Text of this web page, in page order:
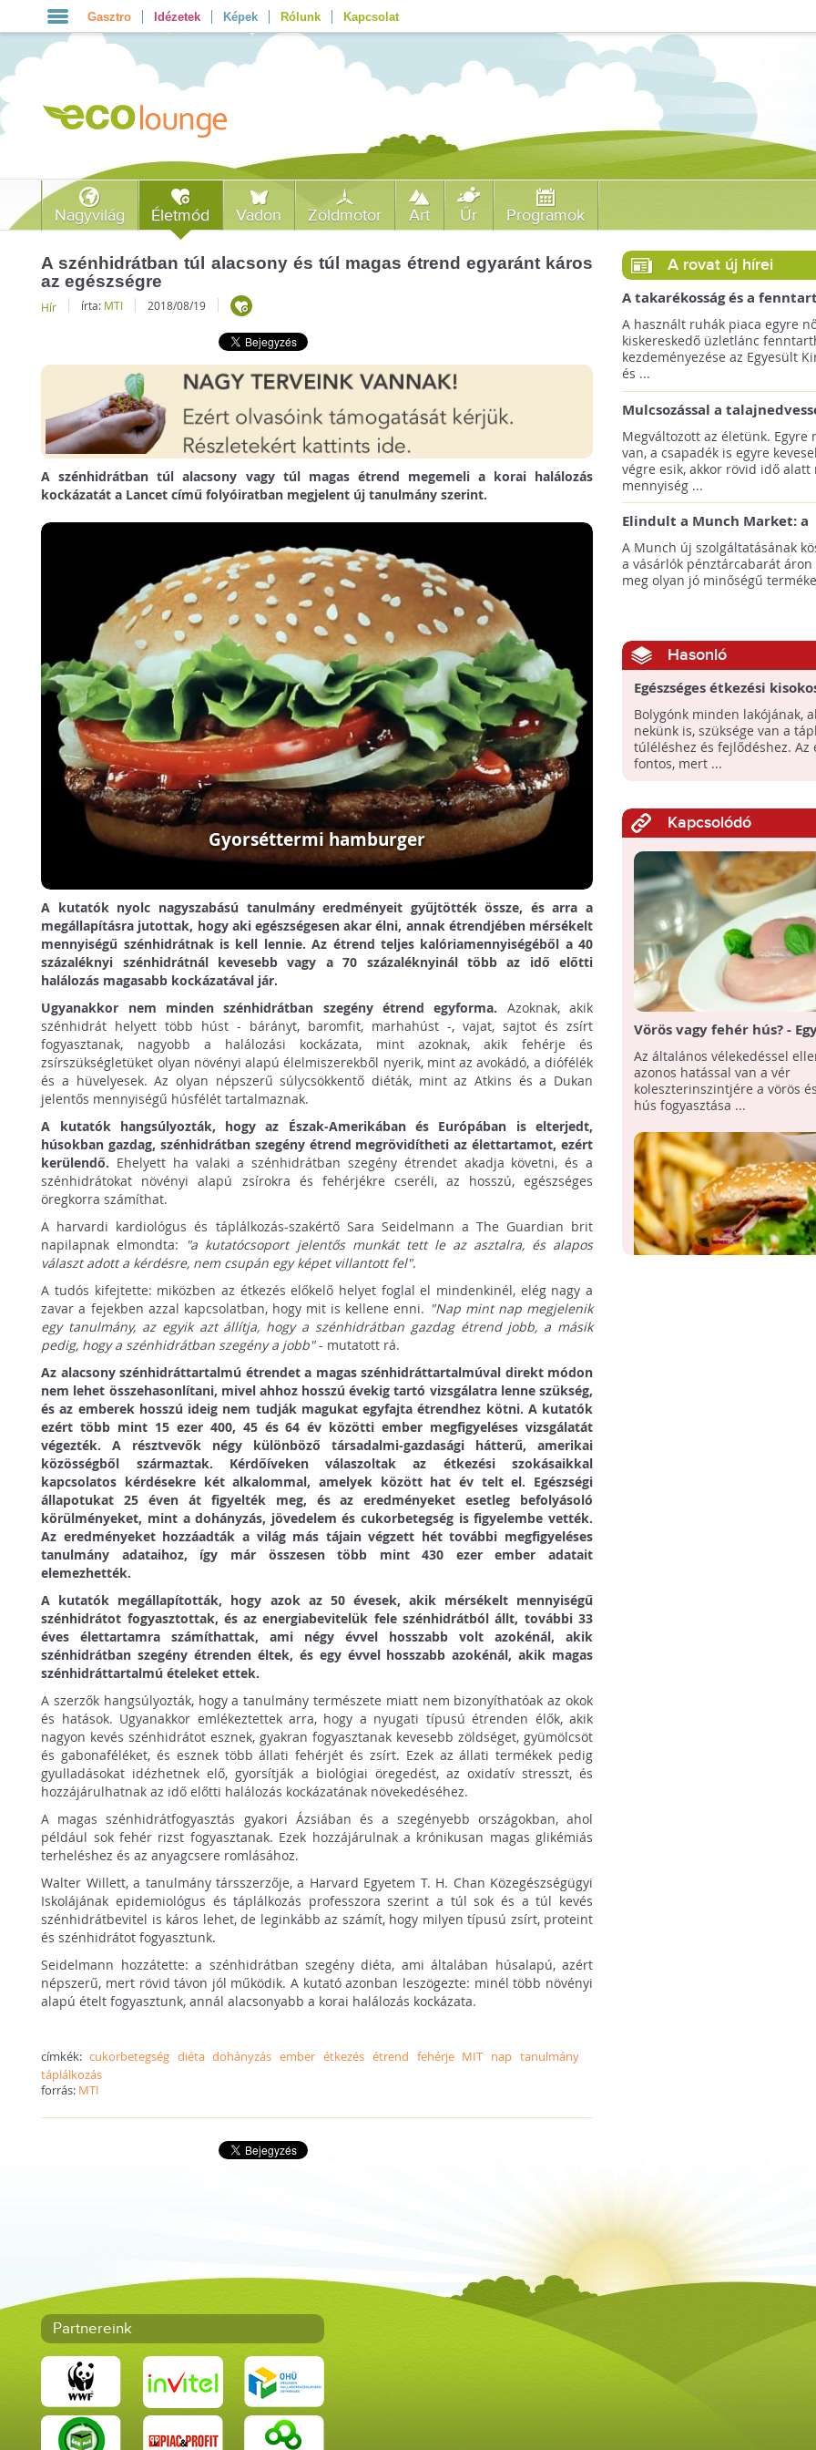
Gasztro Idézetek Képek Rólunk Kapcsolat
Nagyvilág Életmód Vadon Zöldmotor Art Űr Programok
A szénhidrátban túl alacsony és túl magas étrend egyaránt káros
az egészségre
Hír írta: MTI 2018/08/19
A szénhidrátban túl alacsony vagy túl magas étrend megemeli a korai halálozás
kockázatát a Lancet című folyóiratban megjelent új tanulmány szerint.
Gyorséttermi hamburger
A kutatók nyolc nagyszabású tanulmány eredményeit gyűjtötték össze, és arra a
megállapításra jutottak, hogy aki egészségesen akar élni, annak étrendjében mérsékelt
mennyiségű szénhidrátnak is kell lennie. Az étrend teljes kalóriamennyiségéből a 40
százaléknyi szénhidrátnál kevesebb vagy a 70 százaléknyinál több az idő előtti
halálozás magasabb kockázatával jár.
Ugyanakkor nem minden szénhidrátban szegény étrend egyforma. Azoknak, akik
szénhidrát helyett több húst - bárányt, baromfit, marhahúst -, vajat, sajtot és zsírt
fogyasztanak, nagyobb a halálozási kockázata, mint azoknak, akik fehérje és
zsírszükségletüket olyan növényi alapú élelmiszerekből nyerik, mint az avokádó, a diófélék
és a hüvelyesek. Az olyan népszerű súlycsökkentő diéták, mint az Atkins és a Dukan
jelentős mennyiségű húsfélét tartalmaznak.
A kutatók hangsúlyozták, hogy az Észak-Amerikában és Európában is elterjedt,
húsokban gazdag, szénhidrátban szegény étrend megrövidítheti az élettartamot, ezért
kerülendő. Ehelyett ha valaki a szénhidrátban szegény étrendet akadja követni, és a
szénhidrátokat növényi alapú zsírokra és fehérjékre cseréli, az hosszú, egészséges
öregkorra számíthat.
A harvardi kardiológus és táplálkozás-szakértő Sara Seidelmann a The Guardian brit
napilapnak elmondta:
"a kutatócsoport jelentős munkát tett le az asztalra, és alapos
választ adott a kérdésre, nem csupán egy képet villantott fel".
A tudós kifejtette: miközben az étkezés előkelő helyet foglal el mindenkinél, elég nagy a
zavar a fejekben azzal kapcsolatban, hogy mit is kellene enni. "Nap mint nap megjelenik
egy tanulmány, az egyik azt állítja, hogy a szénhidrátban gazdag étrend jobb, a másik
pedig, hogy a szénhidrátban szegény a jobb"- mutatott rá.
Az alacsony szénhidráttartalmú étrendet a magas szénhidráttartalmúval direkt módon
nem lehet összehasonlítani, mivel ahhoz hosszú évekig tartó vizsgálatra lenne szükség,
és az emberek hosszú ideig nem tudják magukat egyfajta étrendhez kötni. A kutatók
ezért több mint 15 ezer 400, 45 és 64 év közötti ember megfigyeléses vizsgálatát
végezték. A résztvevők négy különböző társadalmi-gazdasági hátterű, amerikai
közösségből származtak. Kérdőíveken válaszoltak az étkezési szokásaikkal
kapcsolatos kérdésekre két alkalommal, amelyek között hat év telt el. Egészségi
állapotukat 25 éven át figyelték meg, és az eredményeket esetleg befolyásoló
körülményeket, mint a dohányzás, jövedelem és cukorbetegség is figyelembe vették.
Az eredményeket hozzáadták a világ más tájain végzett hét további megfigyeléses
tanulmány adataihoz, így már összesen több mint 430 ezer ember adatait
elemezhették.
A kutatók megállapították, hogy azok az 50 évesek, akik mérsékelt mennyiségű
szénhidrátot fogyasztottak, és az energiabevitelük fele szénhidrátból állt, további 33
éves élettartamra számíthattak, ami négy évvel hosszabb volt azokénál, akik
szénhidrátban szegény étrenden éltek, és egy évvel hosszabb azokénál, akik magas
szénhidráttartalmú ételeket ettek.
A szerzők hangsúlyozták, hogy a tanulmány természete miatt nem bizonyíthatóak az okok
és hatások. Ugyanakkor emlékeztettek arra, hogy a nyugati típusú étrenden élők, akik
nagyon kevés szénhidrátot esznek, gyakran fogyasztanak kevesebb zöldséget, gyümölcsöt
és gabonaféléket, és esznek több állati fehérjét és zsírt. Ezek az állati termékek pedig
gyulladásokat idézhetnek elő, gyorsítják a biológiai öregedést, az oxidatív stresszt, és
hozzájárulhatnak az idő előtti halálozás kockázatának növekedéséhez.
A magas szénhidrátfogyasztás gyakori Ázsiában és a szegényebb országokban, ahol
például sok fehér rizst fogyasztanak. Ezek hozzájárulnak a krónikusan magas glikémiás
terheléshez és az anyagcsere romlásához.
Walter Willett, a tanulmány társszerzője, a Harvard Egyetem T. H. Chan Közegészségügyi
Iskolájának epidemiológus és táplálkozás professzora szerint a túl sok és a túl kevés
szénhidrátbevitel is káros lehet, de leginkább az számít, hogy milyen típusú zsírt, proteint
és szénhidrátot fogyasztunk.
Seidelmann hozzátette: a szénhidrátban szegény diéta, ami általában húsalapú, azért
népszerű, mert rövid távon jól működik. A kutató azonban leszögezte: minél több növényi
alapú ételt fogyasztunk, annál alacsonyabb a korai halálozás kockázata.
címkék: cukorbetegség diéta dohányzás ember étkezés étrend fehérje MIT nap tanulmány
táplálkozás
forrás: MTI
A rovat új hírei
A takarékosság és a
ösztönzésére a Zara 14
országra terjeszti ki
szolgáltatását!
A használt ruhák piaca egyre
kiskereskedő üzletlánc
kezdeményezése az Egyesült
és ...
Mulcsozással a
megtartásáért
Megváltozott az életünk. Egyre
van, a csapadék is egyre
végre esik, akkor rövid idő alatt
mennyiség ...
Elindult a Munch Market: a
pazarláscsökkentő piactér
A Munch új szolgáltatásának
a vásárlók pénztárcabarát áron
meg olyan jó minőségű
Hasonló
Egészséges étkezési
gyerekeknek a FAO-tól
Bolygónk minden lakójának,
nekünk is, szüksége van a
túléléshez és fejlődéshez. Az
fontos, mert ...
Kapcsolódó
Vörös vagy fehér hús? -
kutatás szerint egyformán
ártalmas
Az általános vélekedéssel
azonos hatással van a vér
koleszterinszintjére a vörös
hús fogyasztása ...
Partnereink